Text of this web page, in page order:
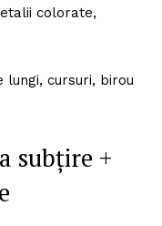
colorate,
cursuri, birou
subțire +